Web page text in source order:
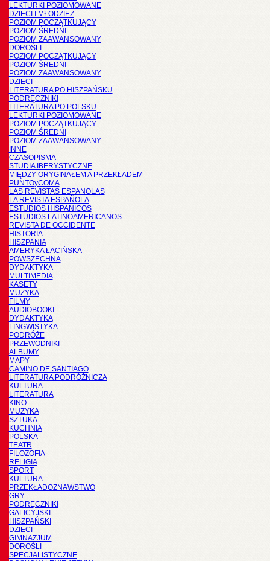
LEKTURKI POZIOMOWANE
DZIECI I MŁODZIEŻ
POZIOM POCZĄTKUJĄCY
POZIOM ŚREDNI
POZIOM ZAAWANSOWANY
DOROŚLI
POZIOM POCZĄTKUJĄCY
POZIOM ŚREDNI
POZIOM ZAAWANSOWANY
DZIECI
LITERATURA PO HISZPAŃSKU
PODRĘCZNIKI
LITERATURA PO POLSKU
LEKTURKI POZIOMOWANE
POZIOM POCZĄTKUJĄCY
POZIOM ŚREDNI
POZIOM ZAAWANSOWANY
INNE
CZASOPISMA
STUDIA IBERYSTYCZNE
MIĘDZY ORYGINAŁEM A PRZEKŁADEM
PUNTOyCOMA
LAS REVISTAS ESPANOLAS
LA REVISTA ESPAÑOLA
ESTUDIOS HISPANICOS
ESTUDIOS LATINOAMERICANOS
REVISTA DE OCCIDENTE
HISTORIA
HISZPANIA
AMERYKA ŁACIŃSKA
POWSZECHNA
DYDAKTYKA
MULTIMEDIA
KASETY
MUZYKA
FILMY
AUDIOBOOKI
DYDAKTYKA
LINGWISTYKA
PODRÓŻE
PRZEWODNIKI
ALBUMY
MAPY
CAMINO DE SANTIAGO
LITERATURA PODRÓŻNICZA
KULTURA
LITERATURA
KINO
MUZYKA
SZTUKA
KUCHNIA
POLSKA
TEATR
FILOZOFIA
RELIGIA
SPORT
KULTURA
PRZEKŁADOZNAWSTWO
GRY
PODRĘCZNIKI
GALICYJSKI
HISZPAŃSKI
DZIECI
GIMNAZJUM
DOROŚLI
SPECJALISTYCZNE